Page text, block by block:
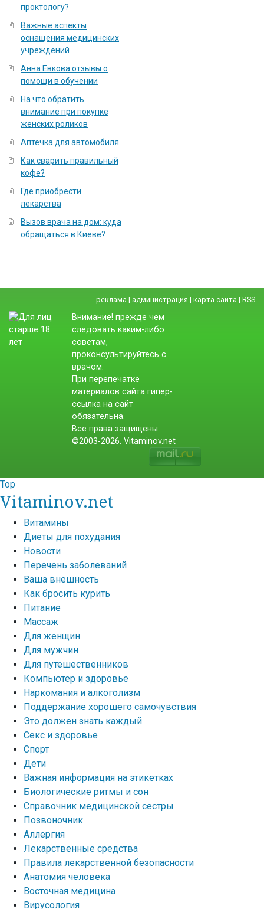
проктологу?
Важные аспекты
оснащения медицинских
учреждений
Анна Евкова отзывы о
помощи в обучении
На что обратить
внимание при покупке
женских роликов
Аптечка для автомобиля
Как сварить правильный
кофе?
Где приобрести
лекарства
Вызов врача на дом: куда
обращаться в Киеве?
реклама | администрация | карта сайта | RSS
Внимание! прежде чем
следовать каким-либо
советам,
проконсультируйтесь с
врачом.
При перепечатке
материалов сайта гипер-
ссылка на сайт
обязательна.
Все права защищены
©2003-2026. Vitaminov.net
Top
Vitaminov.net
Витамины
Диеты для похудания
Новости
Перечень заболеваний
Ваша внешность
Как бросить курить
Питание
Массаж
Для женщин
Для мужчин
Для путешественников
Компьютер и здоровье
Наркомания и алкоголизм
Поддержание хорошего самочувствия
Это должен знать каждый
Секс и здоровье
Спорт
Дети
Важная информация на этикетках
Биологические ритмы и сон
Справочник медицинской сестры
Позвоночник
Аллергия
Лекарственные средства
Правила лекарственной безопасности
Aнатомия человека
Восточная медицина
Вирусология